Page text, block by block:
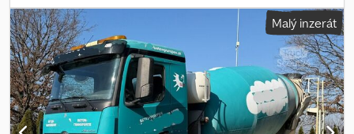
IHNEĎ K DODANIU! CENA NA VYŽIADANIE Ponuka platí pre zmluvy
a registrácie do 30.04.2026, podlieha schváleniu. - Akceptujeme
výmenu za akékoľvek vozidlo, po zhodnotení jeho stavu. - Možnosť
financovania alebo leasingu v závislosti od potrieb klienta a výšky
sumy. Sme ODBORNÍCI na diaľkové dojednávanie obchodu a
ponúkame vám najlepšie riešenia na nákup našich vozidiel, aj keď
bývate ďaleko od provincie Bergamo. Dwjdpfsw Ey Sdex Anksa
Odporúčame vám skontrolovať vlastnosti zverejneného vozidla.
Malý inzerát